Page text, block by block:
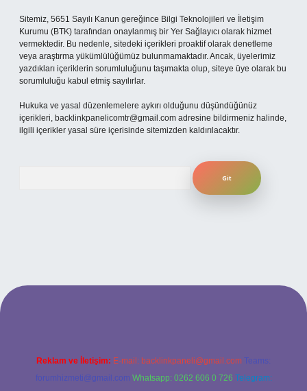
Sitemiz, 5651 Sayılı Kanun gereğince Bilgi Teknolojileri ve İletişim
Kurumu (BTK) tarafından onaylanmış bir Yer Sağlayıcı olarak hizmet
vermektedir. Bu nedenle, sitedeki içerikleri proaktif olarak denetleme
veya araştırma yükümlülüğümüz bulunmamaktadır. Ancak, üyelerimiz
yazdıkları içeriklerin sorumluluğunu taşımakta olup, siteye üye olarak bu
sorumluluğu kabul etmiş sayılırlar.
Hukuka ve yasal düzenlemelere aykırı olduğunu düşündüğünüz
içerikleri, backlinkpanelicomtr@gmail.com adresine bildirmeniz halinde,
ilgili içerikler yasal süre içerisinde sitemizden kaldırılacaktır.
ilbet yeni giriş adresi
Reklam ve İletişim: E-mail: backlinkpaneli@gmail.com Teams:
forumhizmeti@gmail.com Whatsapp: 0262 606 0 726 Telegram: